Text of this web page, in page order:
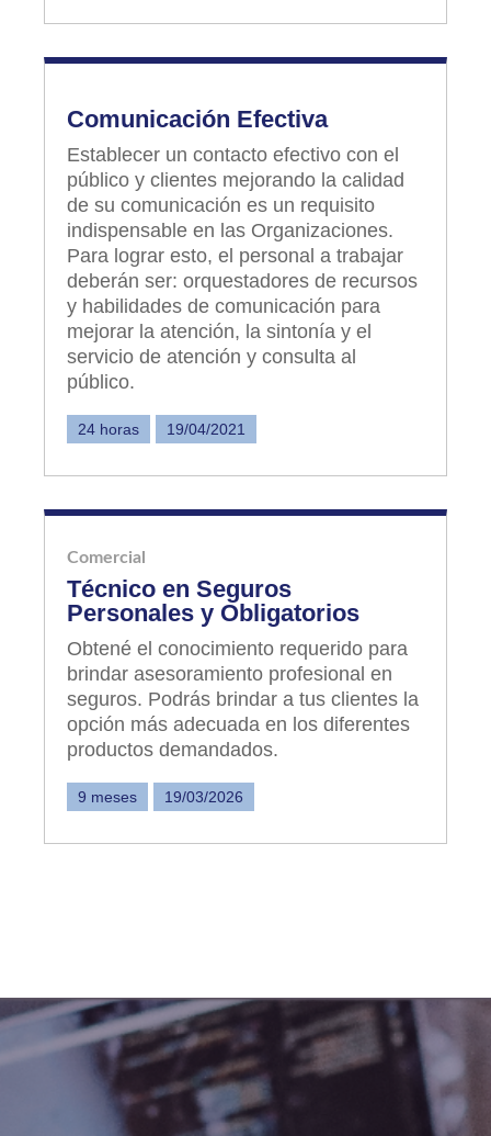
Comunicación Efectiva
Establecer un contacto efectivo con el
público y clientes mejorando la calidad
de su comunicación es un requisito
indispensable en las Organizaciones.
Para lograr esto, el personal a trabajar
deberán ser: orquestadores de recursos
y habilidades de comunicación para
mejorar la atención, la sintonía y el
servicio de atención y consulta al
público.
24 horas 19/04/2021
Comercial
Técnico en Seguros
Personales y Obligatorios
Obtené el conocimiento requerido para
brindar asesoramiento profesional en
seguros. Podrás brindar a tus clientes la
opción más adecuada en los diferentes
productos demandados.
9 meses 19/03/2026